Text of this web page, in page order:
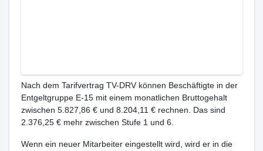
Nach dem Tarifvertrag TV-DRV können Beschäftigte in der
Entgeltgruppe E-15 mit einem monatlichen Bruttogehalt
zwischen 5.827,86 € und 8.204,11 € rechnen. Das sind
2.376,25 € mehr zwischen Stufe 1 und 6.
Wenn ein neuer Mitarbeiter eingestellt wird, wird er in die